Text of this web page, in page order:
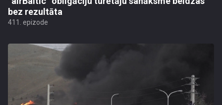
bez rezultāta
411. epizode